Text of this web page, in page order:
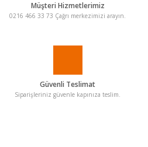
Müşteri Hizmetlerimiz
0216 466 33 73 Çağrı merkezimizi arayın.
Güvenli Teslimat
Siparişleriniz güvenle kapınıza teslim.